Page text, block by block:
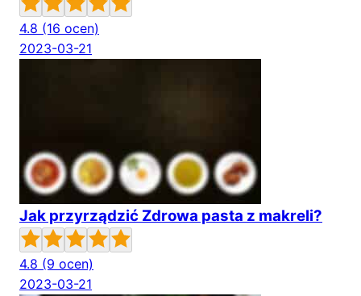
4.8 (16 ocen)
2023-03-21
Jak przyrządzić Zdrowa pasta z makreli?
4.8 (9 ocen)
2023-03-21